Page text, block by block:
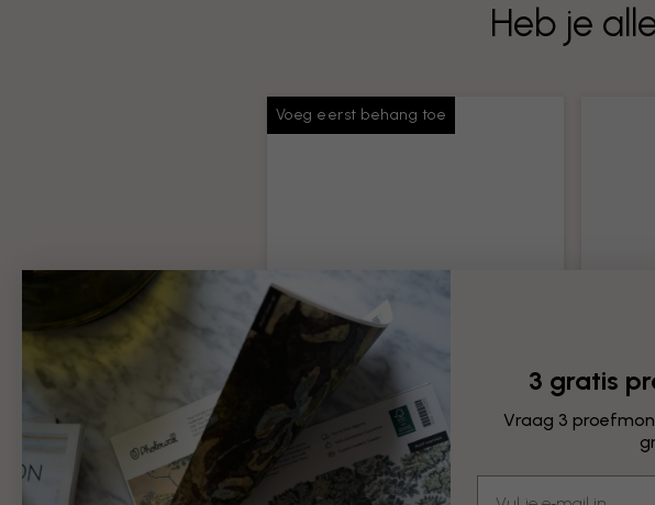
Heb je
Voeg eerst behang toe
Behang plakken
Voldoende lijm voor je hele
bestelling
Productinformatie
€ 9 € 23
3 gratis
Vraag 3